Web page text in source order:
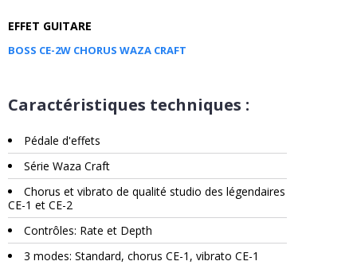
EFFET GUITARE
BOSS CE-2W CHORUS WAZA CRAFT
Caractéristiques techniques :
Pédale d'effets
Série Waza Craft
Chorus et vibrato de qualité studio des légendaires
CE-1 et CE-2
Contrôles: Rate et Depth
3 modes: Standard, chorus CE-1, vibrato CE-1